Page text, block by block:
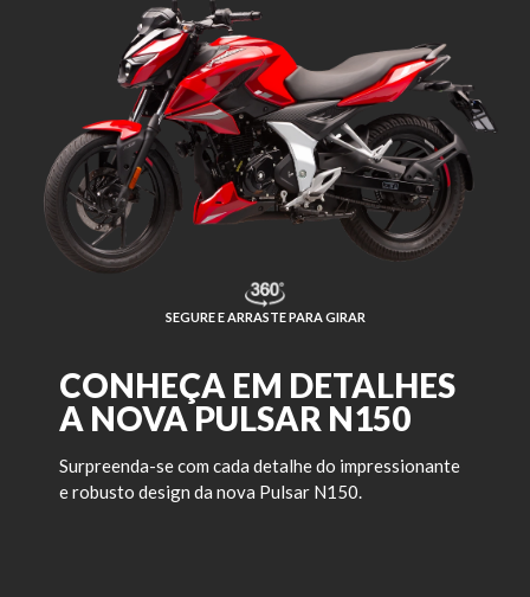
SEGURE E ARRASTE PARA GIRAR
CONHEÇA EM DETALHES
A NOVA PULSAR N150
Surpreenda-se com cada detalhe do impressionante
e robusto design da nova Pulsar N150.